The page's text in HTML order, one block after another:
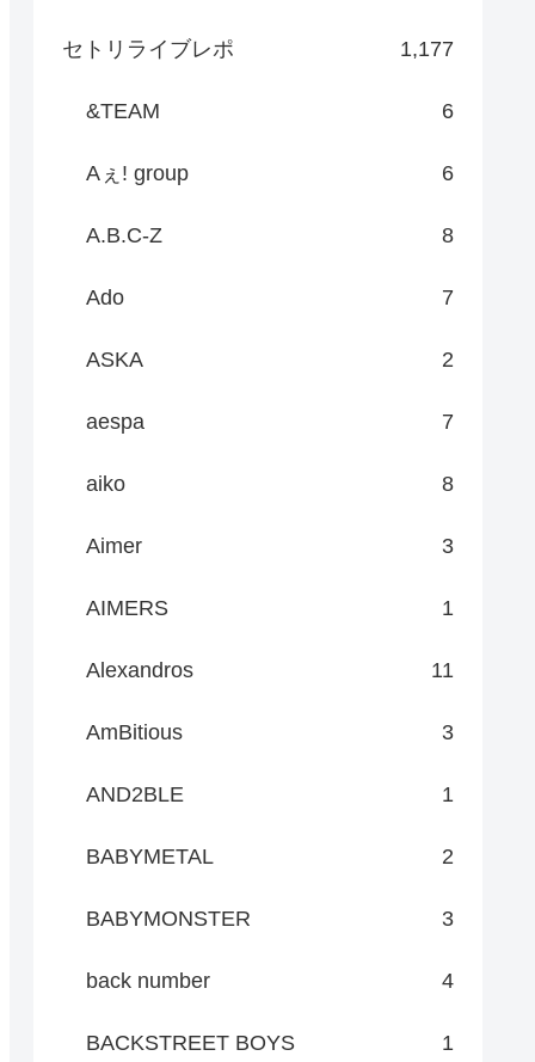
セトリライブレポ 1,177
&TEAM 6
Aぇ! group 6
A.B.C-Z 8
Ado 7
ASKA 2
aespa 7
aiko 8
Aimer 3
AIMERS 1
Alexandros 11
AmBitious 3
AND2BLE 1
BABYMETAL 2
BABYMONSTER 3
back number 4
BACKSTREET BOYS 1